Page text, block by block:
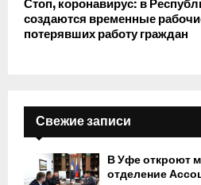
Стоп, коронавирус: в
создаются временные
потерявших работу граждан
Свежие записи
В Уфе откроют
отделение